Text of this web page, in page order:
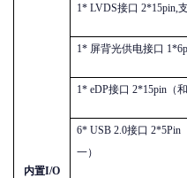
内置I/O
1* LVDS接口 2*15pin,
1* 屏背光供电接口
1* eDP接口 2*15pin（
6* USB 2.0接口 2*5Pin
一）